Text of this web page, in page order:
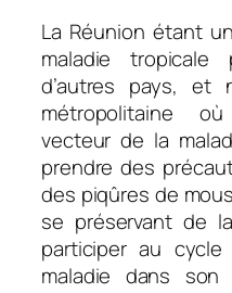
La Réunion étant
maladie
d’autres pays, et
métropolitaine
vecteur de la
prendre des
des piqûres de
se préservant de
participer au
maladie dans